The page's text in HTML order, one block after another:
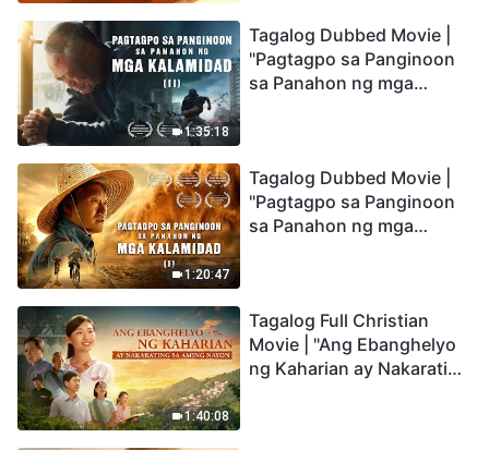
1:35:18
Tagalog Dubbed Movie |
"Pagtagpo sa Panginoon
sa Panahon ng mga
Tayo Makakapasok sa
Kaharian ng Diyos?
1:20:47
Tagalog Dubbed Movie |
"Pagtagpo sa Panginoon
sa Panahon ng mga
Sangkatauhan?
1:40:08
Tagalog Full Christian
Movie | "Ang Ebanghelyo
ng Kaharian ay Nakarating